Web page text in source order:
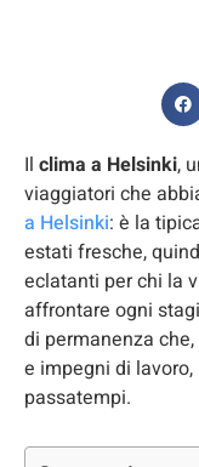
Il clima a Helsinki,
viaggiatori che
a Helsinki: è la
estati fresche,
eclatanti per chi la
affrontare ogni
di permanenza
e impegni di
passatempi.